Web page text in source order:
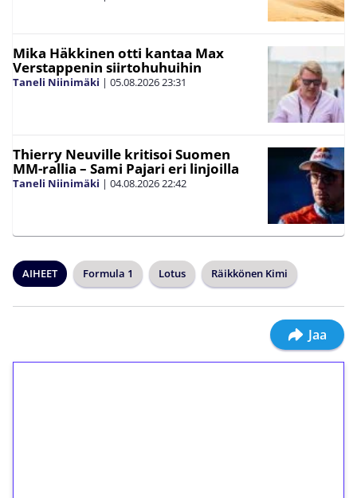
Mika Häkkinen otti kantaa Max
Verstappenin siirtohuhuihin
Taneli Niinimäki | 05.08.202623:31
Thierry Neuville kritisoi Suomen
MM-rallia – Sami Pajari eri linjoilla
Taneli Niinimäki | 04.08.202622:42
AIHEET Formula 1 Lotus Räikkönen Kimi
Jaa